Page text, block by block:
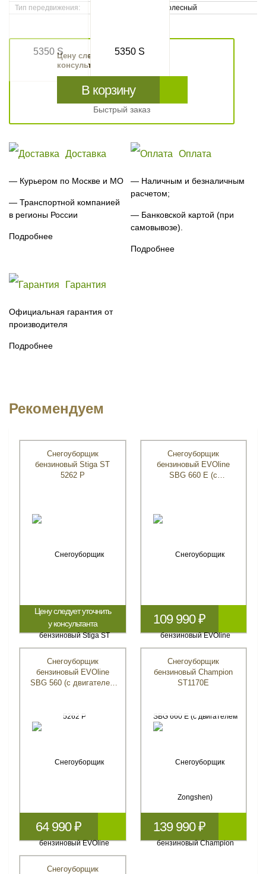
Тип передвижения:
Колесный
Цену следует уточнить у
консультанта
В корзину
Быстрый заказ
Доставка
— Курьером по Москве и МО
— Транспортной компанией
в регионы России
Подробнее
Оплата
— Наличным и безналичным
расчетом;
— Банковской картой (при
самовывозе).
Подробнее
Гарантия
Официальная гарантия от
производителя
Подробнее
Рекомендуем
Снегоуборщик
бензиновый Stiga ST
5262 P
Цену следует уточнить
у консультанта
Снегоуборщик
бензиновый EVOline
SBG 660 E (с
109 990 ₽
Снегоуборщик
бензиновый EVOline
SBG 560 (с двигателем
64 990 ₽
Снегоуборщик
бензиновый Champion
ST1170E
139 990 ₽
Снегоуборщик